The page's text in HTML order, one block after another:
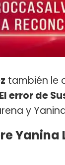
también le
El error de
y
Yanina